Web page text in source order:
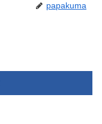
papakuma